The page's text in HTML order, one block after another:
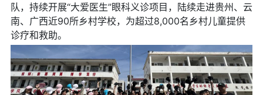
队，持续开展“大爱医生”眼科义诊项目，陆续走进贵州、云
南、广西近90所乡村学校，为超过8,000名乡村儿童提供
诊疗和救助。